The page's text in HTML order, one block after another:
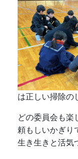
は正しい掃除の
どの委員会も楽
頼もしいかぎり
生き生きと活気